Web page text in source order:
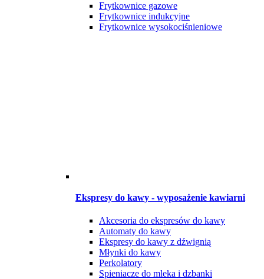
Frytkownice gazowe
Frytkownice indukcyjne
Frytkownice wysokociśnieniowe
Ekspresy do kawy - wyposażenie kawiarni
Akcesoria do ekspresów do kawy
Automaty do kawy
Ekspresy do kawy z dźwignią
Młynki do kawy
Perkolatory
Spieniacze do mleka i dzbanki